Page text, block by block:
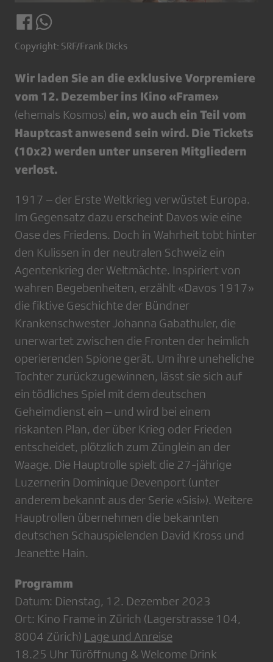
Copyright: SRF/Frank Dicks
Wir laden Sie an die exklusive Vorpremiere
vom 12. Dezember ins Kino «Frame»
(ehemals Kosmos) ein, wo auch ein Teil vom
Hauptcast anwesend sein wird. Die Tickets
(10x2) werden unter unseren Mitgliedern
verlost.
1917 – der Erste Weltkrieg verwüstet Europa.
Im Gegensatz dazu erscheint ­Davos wie eine
Oase des Friedens. Doch in Wahrheit tobt hinter
den Kulissen in der neutralen Schweiz ein
Agentenkrieg der Weltmächte. Inspiriert von
wahren Begebenheiten, erzählt «Davos 1917»
die fiktive Geschichte der Bündner
Krankenschwester Johanna Gabathuler, die
unerwartet zwischen die Fronten der heimlich
operierenden Spione gerät. Um ihre uneheliche
Tochter zurückzugewinnen, lässt sie sich auf
ein tödliches Spiel mit dem deutschen
Geheimdienst ein – und wird bei einem
riskanten Plan, der über Krieg oder Frieden
entscheidet, plötzlich zum Zünglein an der
Waage. Die Hauptrolle spielt die 27-jährige
Luzernerin ­Dominique Devenport (unter
anderem bekannt aus der Serie «Sisi»). Weitere
Hauptrollen übernehmen die bekannten
deutschen Schauspielenden David Kross und
Jeanette Hain.
Programm
Datum: Dienstag, 12. Dezember 2023
Ort: Kino Frame in Zürich (Lagerstrasse 104,
8004 Zürich) Lage und Anreise
18.25 Uhr Türöffnung & Welcome Drink